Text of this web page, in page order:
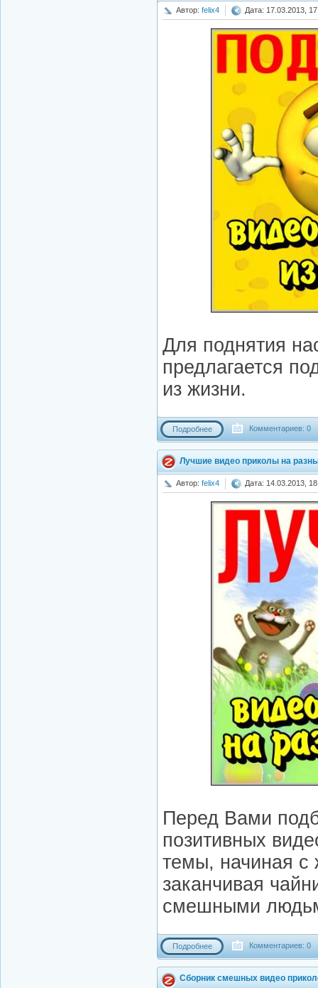
Автор: felix4 Дата: 17.03.2013,
Для поднятия
предлагается
из жизни.
Подробнее Комментариев: 0
Лучшие видео приколы на
Автор: felix4 Дата: 14.03.2013,
Перед Вами
позитивных
темы, начиная с
заканчивая
смешными
Подробнее Комментариев: 0
Сборник смешных видео